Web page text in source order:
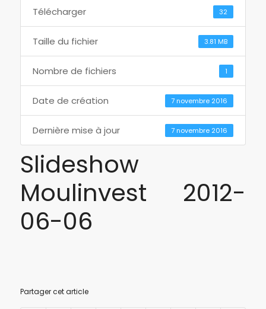
Télécharger 32
Taille du fichier 3.81 MB
Nombre de fichiers 1
Date de création 7 novembre 2016
Dernière mise à jour 7 novembre 2016
Slideshow
Moulinvest 2012-
06-06
Partager cet article